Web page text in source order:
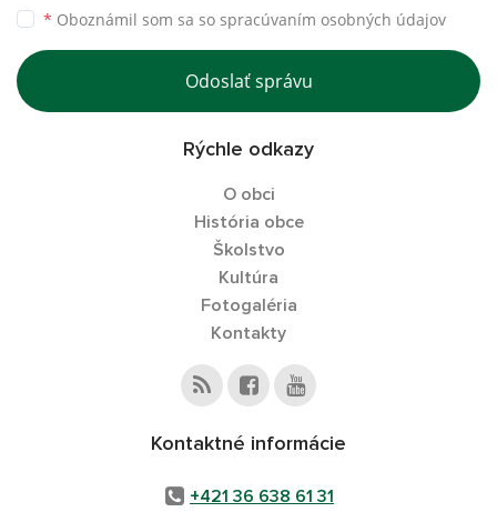
* Oboznámil som sa so spracúvaním osobných údajov
Odoslať správu
Rýchle odkazy
O obci
História obce
Školstvo
Kultúra
Fotogaléria
Kontakty
Kontaktné informácie
+421 36 638 61 31